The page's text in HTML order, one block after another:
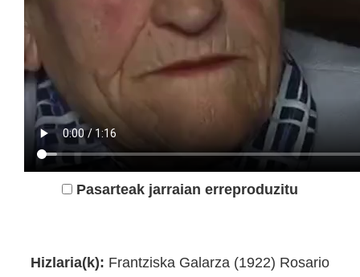
Pasarteak jarraian erreproduzitu
Hizlaria(k): Frantziska Galarza (1922) Rosario